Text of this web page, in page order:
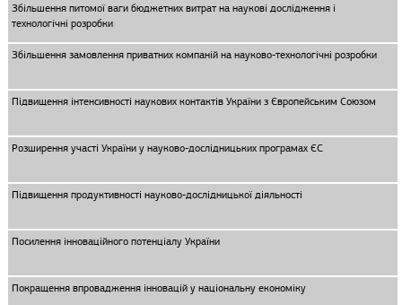
Збільшення питомої ваги бюджетних витрат на наукові дослідження і
технологічні розробки
Збільшення замовлення приватних компаній на науково-технологічні розробки
Підвищення інтенсивності наукових контактів України з Європейським Союзом
Розширення участі України у науково-дослідницьких програмах ЄС
Підвищення продуктивності науково-дослідницької діяльності
Посилення інноваційного потенціалу України
Покращення впровадження інновацій у національну економіку